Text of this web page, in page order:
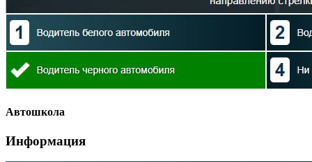
Автошкола
Информация